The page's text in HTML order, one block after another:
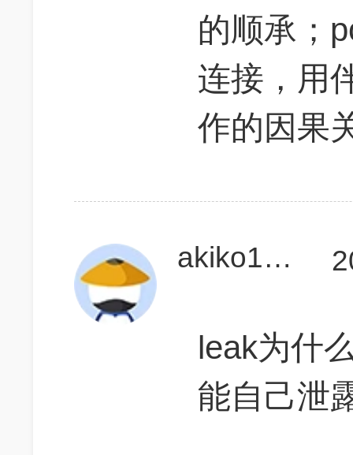
的顺承；
连接，用
作的因果
akiko1994
leak为什
能自己泄